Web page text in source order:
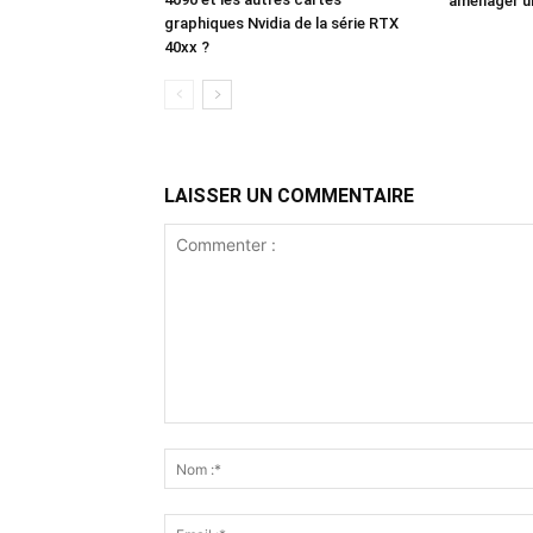
graphiques Nvidia de la série RTX
40xx ?
LAISSER UN COMMENTAIRE